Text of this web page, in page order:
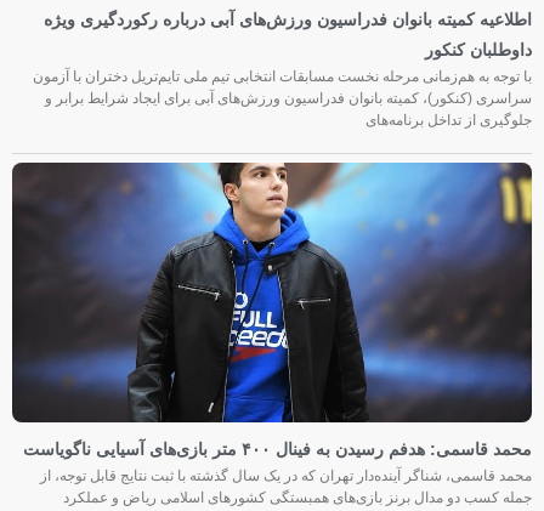
اطلاعیه کمیته بانوان فدراسیون ورزش‌های آبی درباره رکوردگیری ویژه
داوطلبان کنکور
با توجه به هم‌زمانی مرحله نخست مسابقات انتخابی تیم ملی تایم‌تریل دختران با آزمون
سراسری (کنکور)، کمیته بانوان فدراسیون ورزش‌های آبی برای ایجاد شرایط برابر و
جلوگیری از تداخل برنامه‌های
محمد قاسمی: هدفم رسیدن به فینال ۴۰۰ متر بازی‌های آسیایی ناگویاست
محمد قاسمی، شناگر آینده‌دار تهران که در یک سال گذشته با ثبت نتایج قابل توجه، از
جمله کسب دو مدال برنز بازی‌های همبستگی کشورهای اسلامی ریاض و عملکرد